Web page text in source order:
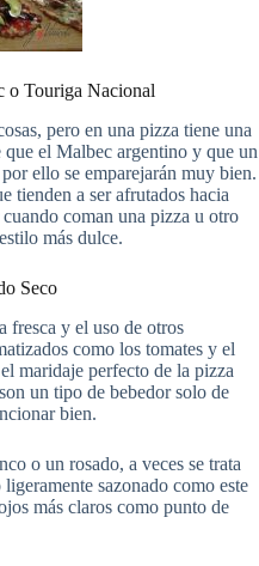
o Touriga Nacional
pero en una pizza tiene una
que el Malbec argentino y que un
ello se emparejarán muy bien.
tienden a ser afrutados hacia
coman una pizza u otro
más dulce.
Seco
fresca y el uso de otros
como los tomates y el
maridaje perfecto de la pizza
un tipo de bebedor solo de
bien.
o un rosado, a veces se trata
sazonado como este
más claros como punto de